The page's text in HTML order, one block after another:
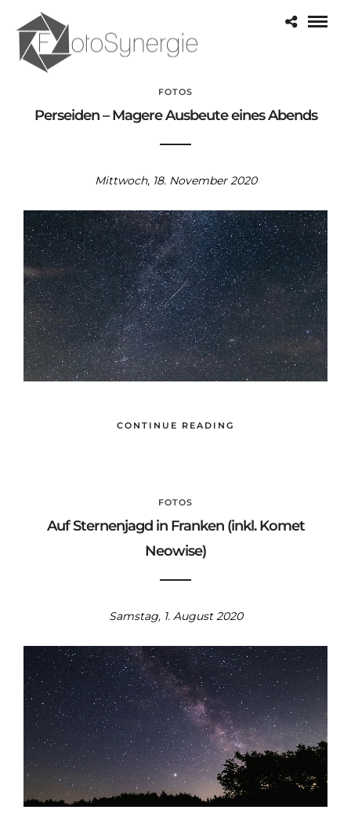
FOTOS
Perseiden – Magere Ausbeute eines Abends
Mittwoch, 18. November 2020
CONTINUE READING
FOTOS
Auf Sternenjagd in Franken (inkl. Komet
Neowise)
Samstag, 1. August 2020